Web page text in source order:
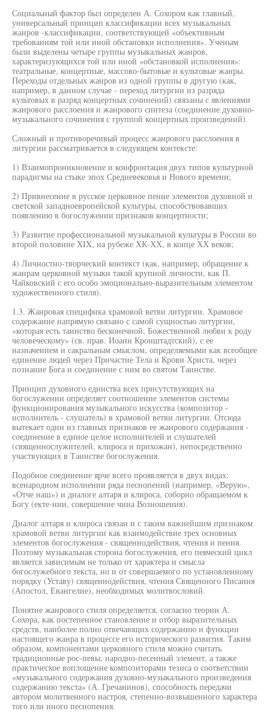
Социальный фактор был определен А. Сохором как главный,
универсальный принцип классификации всех музыкальных
жанров -классификации, соответствующей «объективным
требованиям той или иной обстановки исполнения». Ученым
были выделены четыре группы музыкальных жанров,
характеризующихся той или иной «обстановкой исполнения»:
театральные, концертные, массово-бытовые и культовые жанры.
Переходы отдельных жанров из одной группы в другую (как,
например, в данном случае - переход литургии из разряда
культовых в разряд концертных сочинений) связаны с явлениями
жанрового расслоения и жанрового синтеза (соединение духовно-
музыкального сочинения с группой концертных произведений).
Сложный и противоречивый процесс жанрового расслоения в
литургии рассматривается в следующем контексте:
1) Взаимопроникновение и конфронтация двух типов культурной
парадигмы на стыке эпох Средневековья и Нового времени;
2) Привнесение в русское церковное пение элементов духовной и
светской западноевропейской культуры, способствовавших
появлению в богослужении признаков концертности;
3) Развитие профессиональной музыкальной культуры в России во
второй половине XIX, на рубеже ХК-ХХ, в конце ХХ веков;
4) Личностно-творческий контекст (как, например, обращение к
жанрам церковной музыки такой крупной личности, как П.
Чайковский с его особо эмоционально-выразительным элементом
художественного стиля).
1.3. Жанровая специфика храмовой ветви литургии. Храмовое
содержание напрямую связано с самой сущностью литургии,
«которая есть таинство бесконечной, Божественной любви к роду
человеческому» (св. прав. Иоанн Кронштадтский), с ее
назначением и сакральным смыслом, определяемыми как всеобщее
единение людей через Причастие Тела и Крови Христа, через
познание Бога и соединение с ним во святом Таинстве.
Принцип духовного единства всех присутствующих на
богослужении определяет соотношение элементов системы
функционирования музыкального искусства (композитор -
исполнитель - слушатель) в храмовой ветви литургии. Отсюда
вытекает один из главных признаков ее жанрового содержания -
соединение в единое целое исполнителей и слушателей
(священнослужителей, клироса и прихожан), непосредственно
участвующих в Таинстве богослужения.
Подобное соединение ярче всего проявляется в двух видах:
всенародном исполнении ряда песнопений (например, «Верую»,
«Отче наш») и диалоге алтаря и клироса, соборно обращаемом к
Богу (екте-нии, совершение чина Возношения).
Диалог алтаря и клироса связан и с таким важнейшим признаком
храмовой ветви литургии как взаимодействие трех основных
элементов богослужения - священнодействия, чтения и пения.
Поэтому музыкальная сторона богослужения, его певческий цикл
является зависимым не только от характера и смысла
богослужебного текста, но и от совершаемого по установленному
порядку (Уставу) священнодействия, чтения Священного Писания
(Апостол, Евангелие), необходимых молитвословий.
Понятие жанрового стиля определяется, согласно теории А.
Сохора, как постепенное становление и отбор выразительных
средств, наиболее полно отвечающих содержанию и функции
настоящего жанра в процессе его исторического развития. Таким
образом, компонентами церковного стиля можно считать
традиционные рос-певы, народно-песенный элемент, а также
практическое воплощение композиторами тезиса о соответствии
«музыкального содержания духовно-музыкального произведения
содержанию текста» (А. Гречанинов), способность передачи
автором молитвенного настроя, степенно-возвышенного характера
того или иного песнопения.